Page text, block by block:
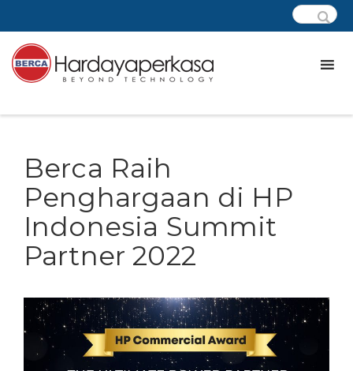
Berca Raih
Penghargaan di HP
Indonesia Summit
Partner 2022